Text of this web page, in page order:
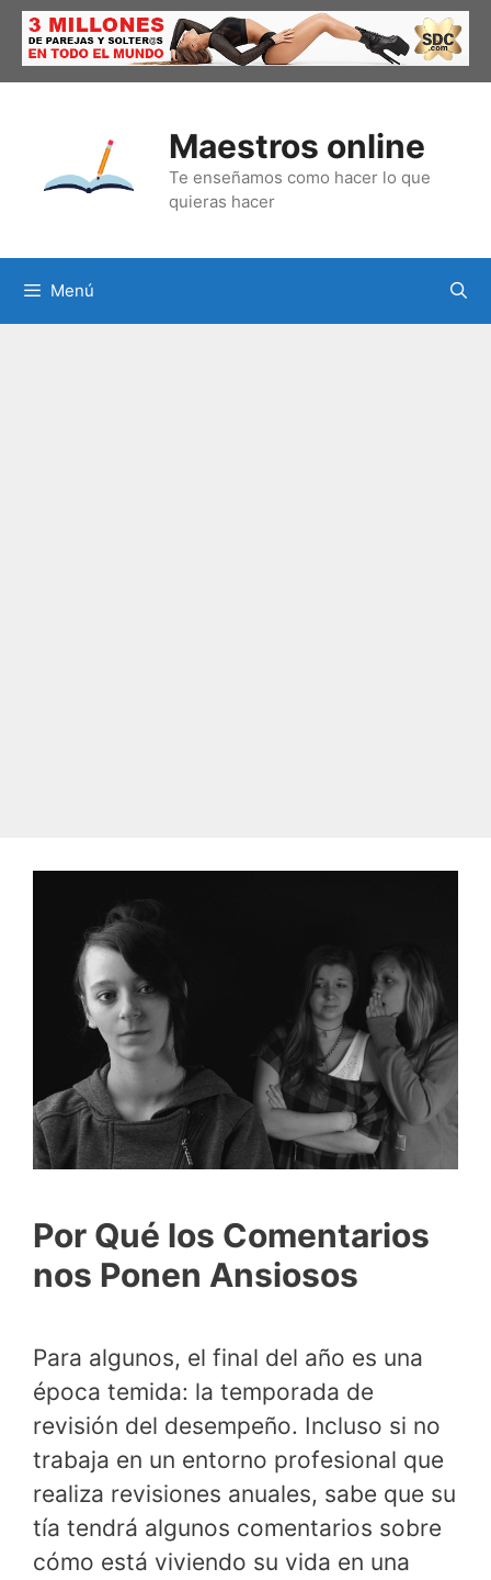
Saltar
contenido
Maestros online
Te enseñamos como hacer lo que
quieras hacer
Menú
Por Qué los Comentarios
nos Ponen Ansiosos
Para algunos, el final del año es una
época temida: la temporada de
revisión del desempeño. Incluso si no
trabaja en un entorno profesional que
realiza revisiones anuales, sabe que su
tía tendrá algunos comentarios sobre
cómo está viviendo su vida en una